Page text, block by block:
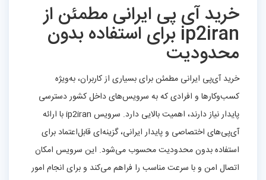
خرید آی‌ پی ایرانی مطمئن از
ip2iran برای استفاده بدون
محدودیت
خرید آی‌پی ایرانی مطمئن برای بسیاری از کاربران، به‌ویژه
کسب‌وکارها و افرادی که به سرویس‌های داخل کشور دسترسی
پایدار نیاز دارند، اهمیت بالایی دارد. سرویس ip2iran با ارائه
آی‌پی‌های اختصاصی و پایدار ایرانی، گزینه‌ای قابل‌اعتماد برای
استفاده بدون محدودیت محسوب می‌شود. این سرویس امکان
اتصال امن و با سرعت مناسب را فراهم می‌کند و برای انجام امور